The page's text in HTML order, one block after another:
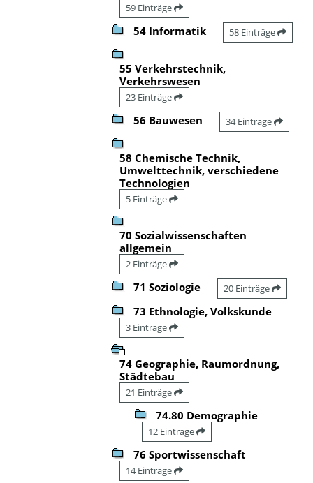
59 Einträge
54 Informatik 58 Einträge
55 Verkehrstechnik,
Verkehrswesen
23 Einträge
56 Bauwesen 34 Einträge
58 Chemische Technik,
Umwelttechnik, verschiedene
Technologien
5 Einträge
70 Sozialwissenschaften
allgemein
2 Einträge
71 Soziologie 20 Einträge
73 Ethnologie, Volkskunde
3 Einträge
74 Geographie, Raumordnung,
Städtebau
21 Einträge
74.80 Demographie
12 Einträge
76 Sportwissenschaft
14 Einträge